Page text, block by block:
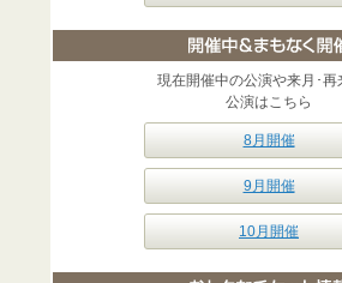
現在開催中の公演や来月･再
公演はこちら
8月開催
9月開催
10月開催